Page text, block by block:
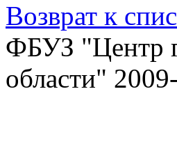
Возврат к
ФБУЗ "Центр
области"